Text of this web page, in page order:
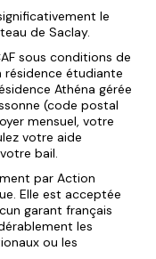
le
de Saclay.
sous conditions de
résidence étudiante
Athéna gérée
(code postal
mensuel, votre
votre aide
bail.
par Action
Elle est acceptée
garant français
les
ou les